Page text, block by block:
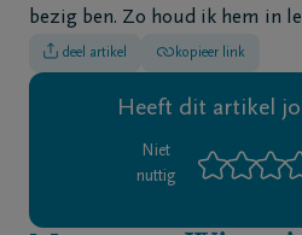
bezig ben. Zo houd ik hem in
deel artikel kopieer link
Heeft dit artikel
Niet
nuttig